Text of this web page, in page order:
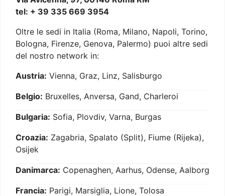
tel: + 39 335 669 3954
Oltre le sedi in Italia (Roma, Milano, Napoli, Torino,
Bologna, Firenze, Genova, Palermo) puoi altre sedi
del nostro network in:
Austria: Vienna, Graz, Linz, Salisburgo
Belgio: Bruxelles, Anversa, Gand, Charleroi
Bulgaria: Sofia, Plovdiv, Varna, Burgas
Croazia: Zagabria, Spalato (Split), Fiume (Rijeka),
Osijek
Danimarca: Copenaghen, Aarhus, Odense, Aalborg
Francia: Parigi, Marsiglia, Lione, Tolosa